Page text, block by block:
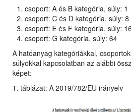
csoport: A és B kategória, súly: 1
csoport: C és D kategória, súly: 8
csoport: E és F kategória, súly: 16
csoport: G kategória, súly: 64
A hatóanyag kategóriákkal,
súlyokkal kapcsolatban az alábbi
képet:
1. táblázat: A 2019/782/EU irányelv